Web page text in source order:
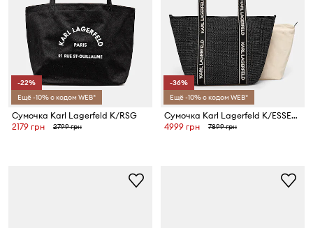
-22%
Ещё -10% с кодом WEB*
Сумочка Karl Lagerfeld K/RSG
2179 грн
2799 грн
-36%
Ещё -10% с кодом WEB*
Сумочка Karl Lagerfeld K/ESSENTIAL
4999 грн
7899 грн